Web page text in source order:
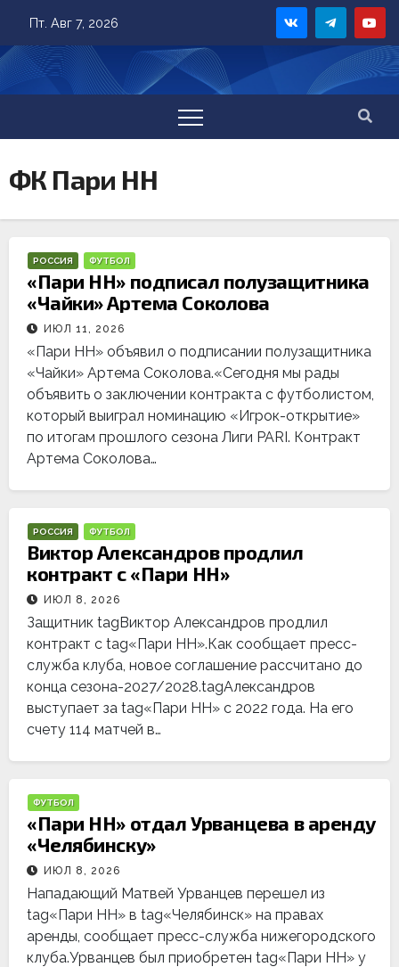
content
Пт. Авг 7, 2026
ФК Пари НН
РОССИЯ ФУТБОЛ
«Пари НН» подписал полузащитника
«Чайки» Артема Соколова
ИЮЛ 11, 2026
«Пари НН» объявил о подписании полузащитника
«Чайки» Артема Соколова.«Сегодня мы рады
объявить о заключении контракта с футболистом,
который выиграл номинацию «Игрок-открытие»
по итогам прошлого сезона Лиги PARI. Контракт
Артема Соколова…
РОССИЯ ФУТБОЛ
Виктор Александров продлил
контракт с «Пари НН»
ИЮЛ 8, 2026
Защитник tagВиктор Александров продлил
контракт с tag«Пари НН».Как сообщает пресс-
служба клуба, новое соглашение рассчитано до
конца сезона-2027/2028.tagАлександров
выступает за tag«Пари НН» с 2022 года. На его
счету 114 матчей в…
ФУТБОЛ
«Пари НН» отдал Урванцева в аренду
«Челябинску»
ИЮЛ 8, 2026
Нападающий Матвей Урванцев перешел из
tag«Пари НН» в tag«Челябинск» на правах
аренды, сообщает пресс-служба нижегородского
клуба.Урванцев был приобретен tag«Пари НН» у